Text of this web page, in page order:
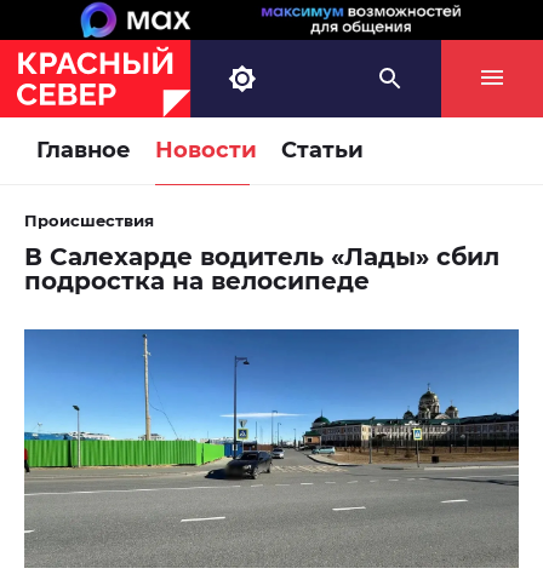
Главное Новости Статьи
Происшествия
В Салехарде водитель «Лады» сбил
подростка на велосипеде